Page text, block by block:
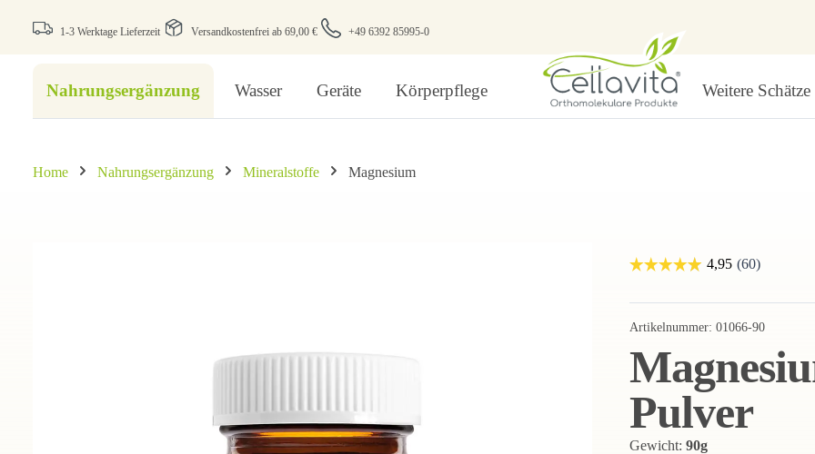
1-3 Werktage Lieferzeit Versandkostenfrei ab 69,00 € +49 6392 85995-0
Nahrungsergänzung Wasser Geräte Körperpflege Weitere Schätze
Home Nahrungsergänzung Mineralstoffe Magnesium
Artikelnummer: 01066-90
Pulver
Gewicht: 90g